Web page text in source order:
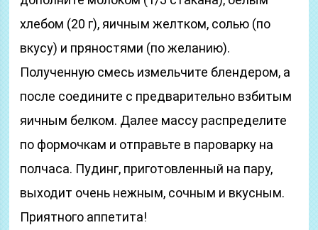
хлебом (20 г), яичным желтком, солью (по
вкусу) и пряностями (по желанию).
Полученную смесь измельчите блендером, а
после соедините с предварительно взбитым
яичным белком. Далее массу распределите
по формочкам и отправьте в пароварку на
полчаса. Пудинг, приготовленный на пару,
выходит очень нежным, сочным и вкусным.
Приятного аппетита!